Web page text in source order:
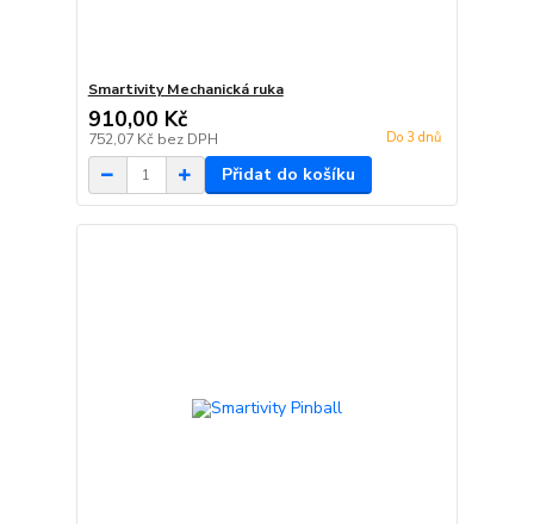
Smartivity Mechanická ruka
910,00 Kč
752,07 Kč bez DPH Do 3 dnů
Přidat do košíku